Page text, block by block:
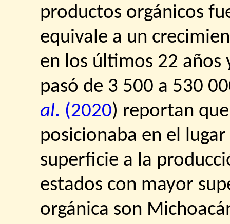
productos orgánicos
equivale a un
en los últimos 22
pasó de 3 500 a 530
al. (2020) reportan
posicionaba en el
superficie a la
estados con mayor
orgánica son